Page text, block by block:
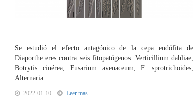
Se estudió el efecto antagónico de la cepa endófita de
Diaporthe eres contra seis fitopatógenos: Verticillium dahliae,
Botrytis cinérea, Fusarium avenaceum, F. sprotrichoides,
Alternaria...
2022-01-10 Leer mas...